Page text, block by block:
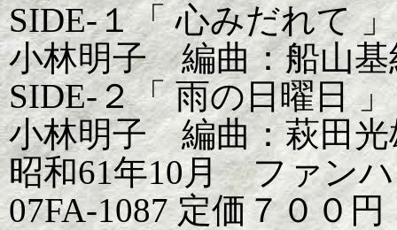
SIDE-１「 心みだれて
小林明子 編曲：船山基
SIDE-２「 雨の日曜日
小林明子 編曲：萩田光
昭和61年10月 ファン
07FA-1087 定価７００円